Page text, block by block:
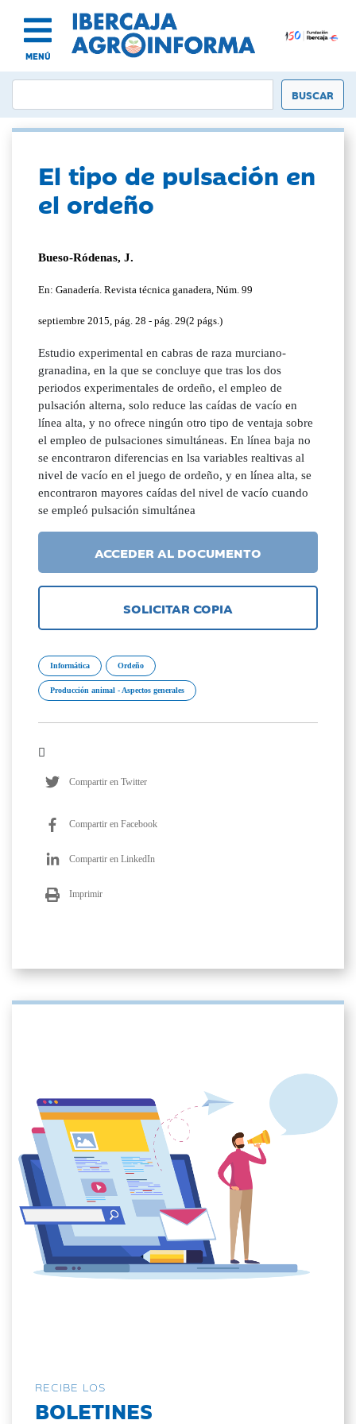
MENÚ
El tipo de pulsación en
el ordeño
Bueso-Ródenas, J.
En: Ganadería. Revista técnica ganadera, Núm. 99
septiembre 2015, pág. 28 - pág. 29(2 págs.)
Estudio experimental en cabras de raza murciano-
granadina, en la que se concluye que tras los dos
periodos experimentales de ordeño, el empleo de
pulsación alterna, solo reduce las caídas de vacío en
línea alta, y no ofrece ningún otro tipo de ventaja sobre
el empleo de pulsaciones simultáneas. En línea baja no
se encontraron diferencias en lsa variables realtivas al
nivel de vacío en el juego de ordeño, y en línea alta, se
encontraron mayores caídas del nivel de vacío cuando
se empleó pulsación simultánea
ACCEDER AL DOCUMENTO
SOLICITAR COPIA
Informática Ordeño
Producción animal - Aspectos generales
Compartir en Twitter
Compartir en Facebook
Compartir en LinkedIn
Imprimir
RECIBE LOS
BOLETINES